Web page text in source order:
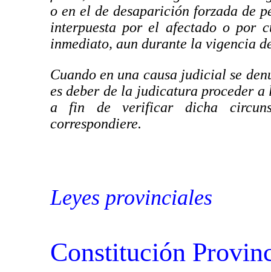
o en el de desaparición forzada de
interpuesta por el afectado o por
inmediato, aun durante la vigencia
Cuando en una causa judicial se
es deber de la judicatura proceder
a fin de verificar dicha
correspondiere.
Leyes provinciales
Constitución